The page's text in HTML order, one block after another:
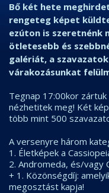
Bő két hete
rengeteg képet
ezúton is szeretnénk
ötletesebb és
galériát, a
várakozásunkat
Tegnap 17:00kor
nézhetitek meg! Két
több mint 500
A versenyre három
1. Életképek a
2. Andromeda, és/vagy
+ 1. Közönségdíj:
megosztást kapja!